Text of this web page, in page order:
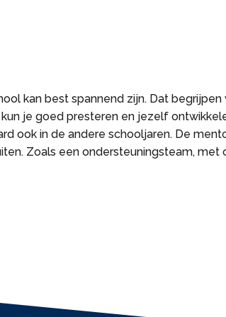
kan best spannend zijn. Dat
je goed presteren en jezelf
ook in de andere schooljaren. De
Zoals een ondersteuningsteam,